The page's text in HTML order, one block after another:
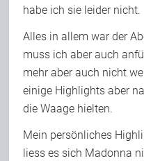
habe ich sie leider nicht.
Alles in allem war der
muss ich aber auch
mehr aber auch nicht
einige Highlights aber
die Waage hielten.
Mein persönliches
liess es sich Madonna